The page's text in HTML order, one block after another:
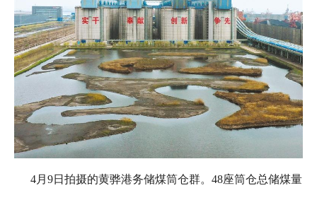
4月9日拍摄的黄骅港务储煤筒仓群。48座筒仓总储煤量